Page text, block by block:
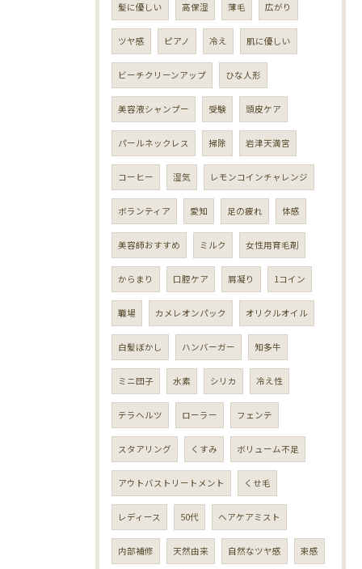
髪に優しい 高保湿 薄毛 広がり
ツヤ感 ピアノ 冷え 肌に優しい
ビーチクリーンアップ ひな人形
美容液シャンプー 受験 頭皮ケア
パールネックレス 掃除 岩津天満宮
コーヒー 湿気 レモンコインチャレンジ
ボランティア 愛知 足の疲れ 体感
美容師おすすめ ミルク 女性用育毛剤
からまり 口腔ケア 肩凝り 1コイン
職場 カメレオンパック オリクルオイル
白髪ぼかし ハンバーガー 知多牛
ミニ団子 水素 シリカ 冷え性
テラヘルツ ローラー フェンテ
スタアリング くすみ ボリューム不足
アウトバストリートメント くせ毛
レディース 50代 ヘアケアミスト
内部補修 天然由来 自然なツヤ感 束感